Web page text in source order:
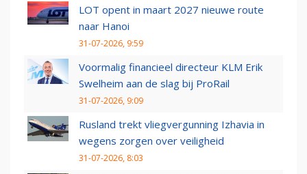
LOT opent in maart 2027 nieuwe route
naar Hanoi
31-07-2026, 9:59
Voormalig financieel directeur KLM Erik
Swelheim aan de slag bij ProRail
31-07-2026, 9:09
Rusland trekt vliegvergunning Izhavia in
wegens zorgen over veiligheid
31-07-2026, 8:03